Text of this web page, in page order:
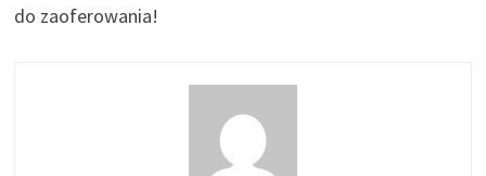
do zaoferowania!